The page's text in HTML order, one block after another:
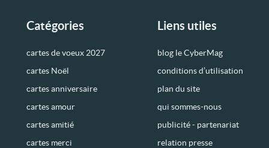
Catégories
cartes de voeux 2027
cartes Noël
cartes anniversaire
cartes amour
cartes amitié
cartes merci
Liens utiles
blog le CyberMag
conditions d’utilisation
plan du site
qui sommes-nous
publicité - partenariat
relation presse